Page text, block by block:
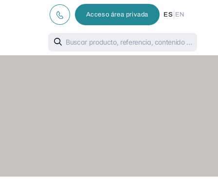
Acceso área privada ES EN